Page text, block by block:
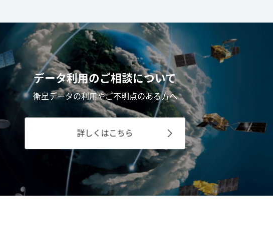
データ利用のご相談について
衛星データの利用やご不明点のある方へ
詳しくはこちら